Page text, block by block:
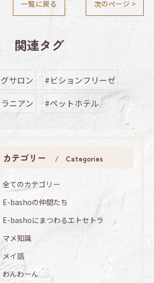
一覧に戻る 次のページ >
関連タグ
サロン
#ビションフリーゼ
ニアン
#ペットホテル
カテゴリー Categories
全てのカテゴリー
E-bashoの仲間たち
E-bashoにまつわるエトセトラ
マメ知識
メイ話
わんわーん